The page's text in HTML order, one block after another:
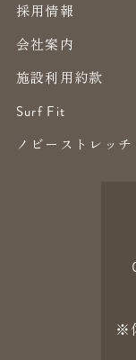
採用情報
会社案内
施設利用約款
Surf Fit
ノビーストレッチ
※